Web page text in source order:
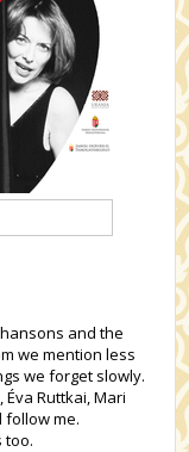
and the
we mention less
we forget slowly.
Ruttkai, Mari
follow me.
too.